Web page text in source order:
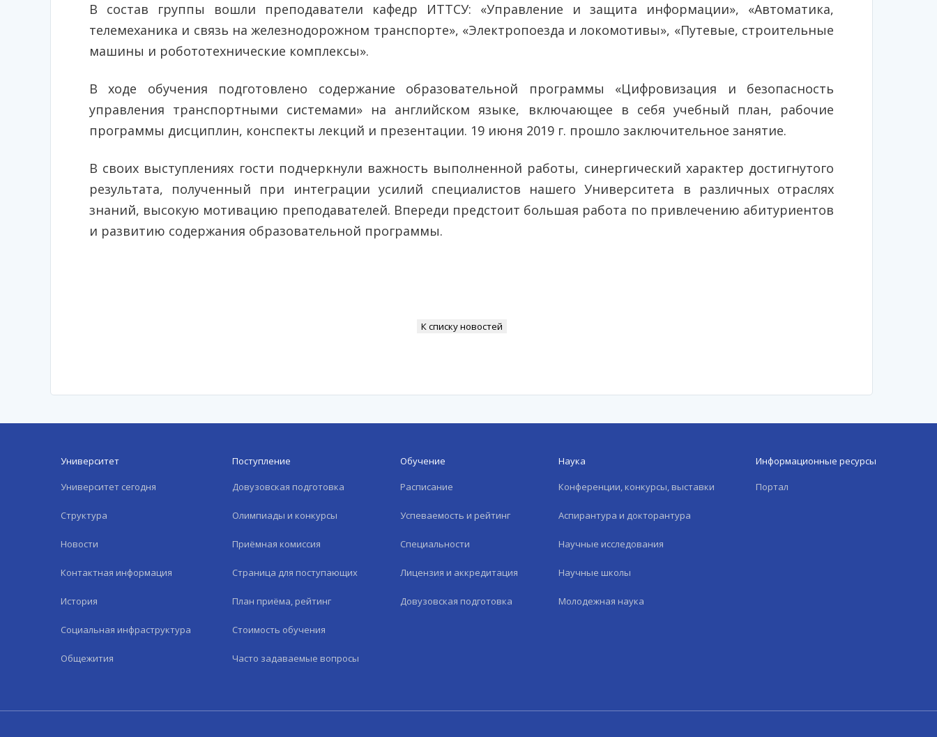
В состав группы вошли преподаватели кафедр ИТТСУ: «Управление и защита информации», «Автоматика,
телемеханика и связь на железнодорожном транспорте», «Электропоезда и локомотивы», «Путевые, строительные
машины и робототехнические комплексы».
В ходе обучения подготовлено содержание образовательной программы «Цифровизация и безопасность
управления транспортными системами» на английском языке, включающее в себя учебный план, рабочие
программы дисциплин, конспекты лекций и презентации. 19 июня 2019 г. прошло заключительное занятие.
В своих выступлениях гости подчеркнули важность выполненной работы, синергический характер достигнутого
результата, полученный при интеграции усилий специалистов нашего Университета в различных отраслях
знаний, высокую мотивацию преподавателей. Впереди предстоит большая работа по привлечению абитуриентов
и развитию содержания образовательной программы.
К списку новостей
Университет
Университет сегодня
Структура
Новости
Контактная информация
История
Социальная инфраструктура
Общежития
Поступление
Довузовская подготовка
Олимпиады и конкурсы
Приёмная комиссия
Страница для поступающих
План приёма, рейтинг
Стоимость обучения
Часто задаваемые вопросы
Обучение
Расписание
Успеваемость и рейтинг
Специальности
Лицензия и аккредитация
Довузовская подготовка
Наука
Конференции, конкурсы, выставки
Аспирантура и докторантура
Научные исследования
Научные школы
Молодежная наука
Информационные ресурсы
Портал